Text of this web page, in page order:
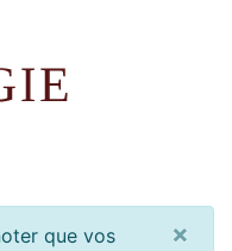
que vos
×